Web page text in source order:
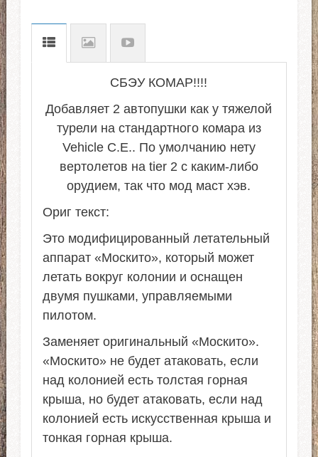
СБЭУ КОМАР!!!!
Добавляет 2 автопушки как у тяжелой
турели на стандартного комара из
Vehicle C.E.. По умолчанию нету
вертолетов на tier 2 с каким-либо
орудием, так что мод маст хэв.
Ориг текст:
Это модифицированный летательный
аппарат «Москито», который может
летать вокруг колонии и оснащен
двумя пушками, управляемыми
пилотом.
Заменяет оригинальный «Москито».
«Москито» не будет атаковать, если
над колонией есть толстая горная
крыша, но будет атаковать, если над
колонией есть искусственная крыша и
тонкая горная крыша.